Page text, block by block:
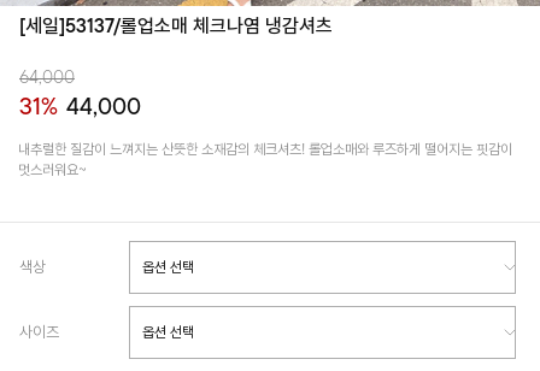
[세일]53137/롤업소매 체크나염 냉감셔츠
64,000
31% 44,000
내추럴한 질감이 느껴지는 산뜻한 소재감의 체크셔츠! 롤업소매와 루즈하게 떨어지는 핏감이
멋스러워요~
색상
사이즈